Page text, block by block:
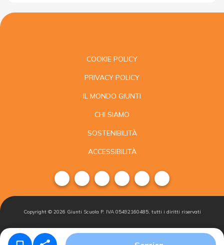
COOKIE POLICY
PRIVACY POLICY
IL MONDO GIUNTI
CHI SIAMO
SOSTENIBILITÀ
ACCESSIBILITÀ
Copyright © 2026 Giunti Scuola P. IVA 05492160485, tutti i diritti riservati
Condizioni di
Gestisci i
Iscriviti alla